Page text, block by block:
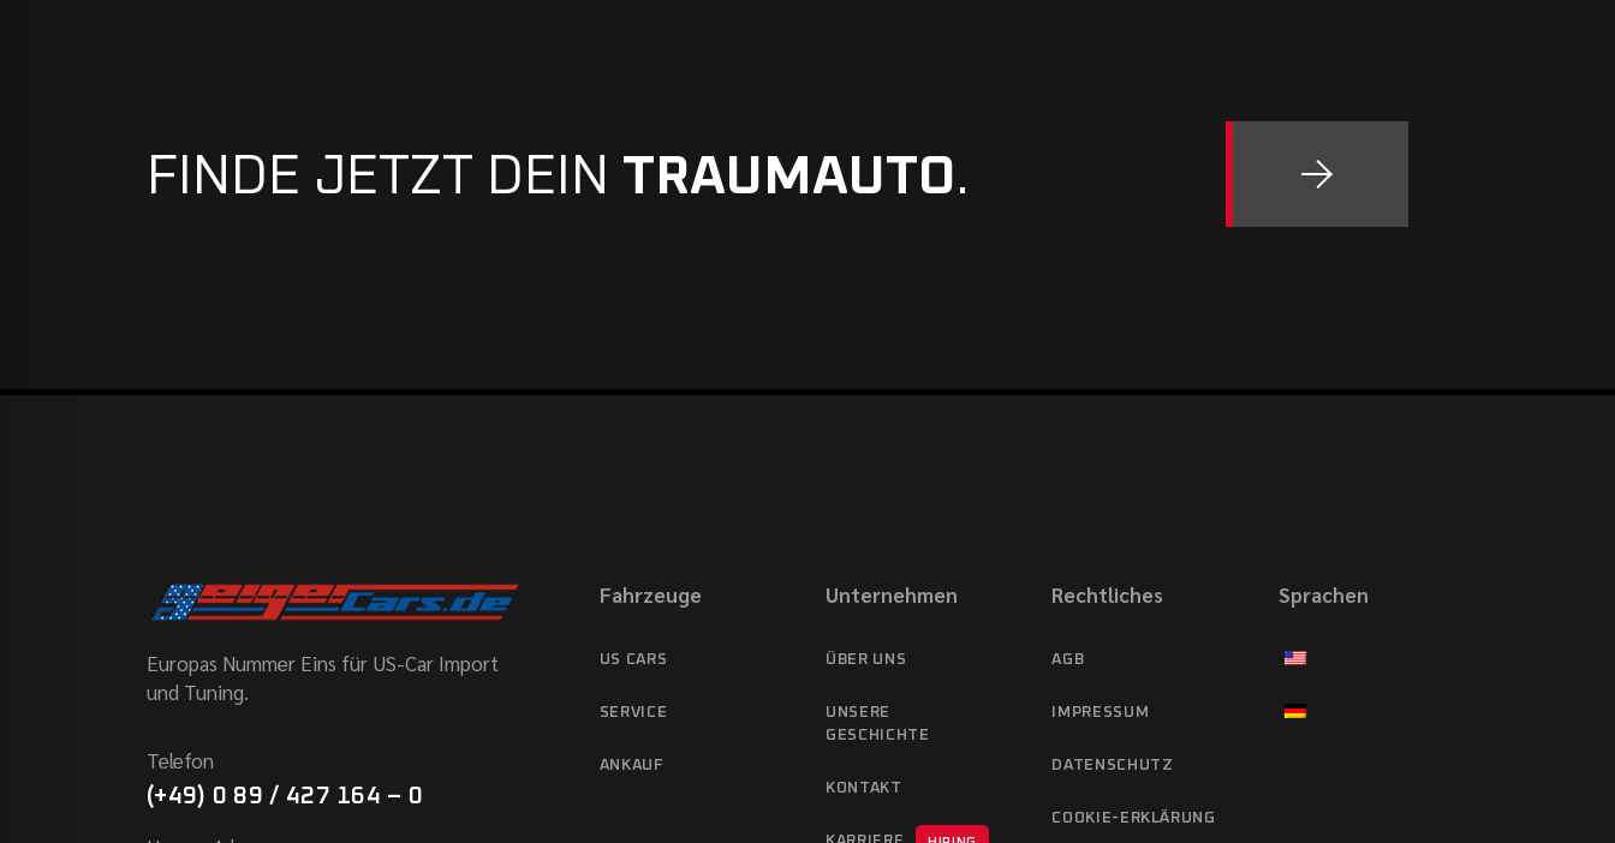
FINDE JETZT DEIN TRAUMAUTO.
Europas Nummer Eins für US-Car Import
und Tuning.
Telefon
(+49) 0 89 / 427 164 – 0
Fahrzeuge
US CARS
SERVICE
ANKAUF
Unternehmen
ÜBER UNS
UNSERE
GESCHICHTE
KONTAKT
Rechtliches
AGB
IMPRESSUM
DATENSCHUTZ
COOKIE-ERKLÄRUNG
Sprachen